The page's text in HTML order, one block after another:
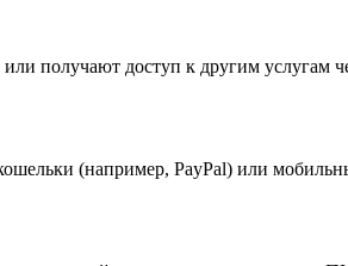
получают доступ к другим
(например, PayPal) или